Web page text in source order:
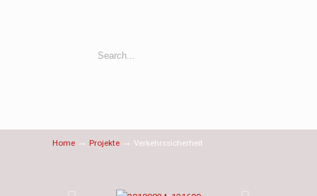
Home → Projekte → Verkehrssicherheit